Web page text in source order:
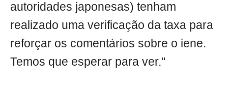
autoridades japonesas) tenham
realizado uma verificação da taxa para
reforçar os comentários sobre o iene.
Temos que esperar para ver."